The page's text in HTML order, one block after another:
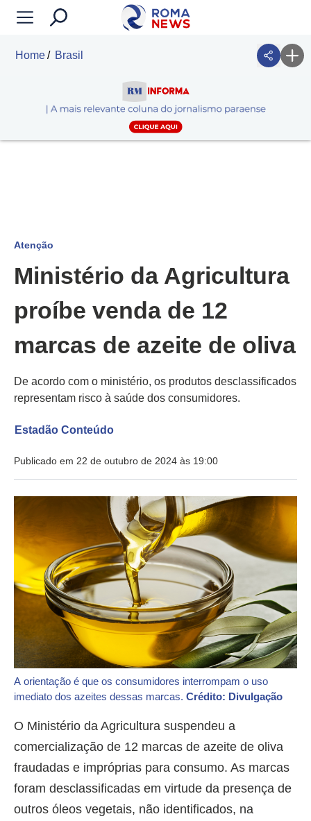
Home Brasil
Atenção
Ministério da Agricultura
proíbe venda de 12
marcas de azeite de oliva
De acordo com o ministério, os produtos desclassificados
representam risco à saúde dos consumidores.
Estadão Conteúdo
Publicado em 22 de outubro de 2024 às 19:00
A orientação é que os consumidores interrompam o uso
imediato dos azeites dessas marcas. Crédito: Divulgação
O Ministério da Agricultura suspendeu a
comercialização de 12 marcas de azeite de oliva
fraudadas e impróprias para consumo. As marcas
foram desclassificadas em virtude da presença de
outros óleos vegetais, não identificados, na